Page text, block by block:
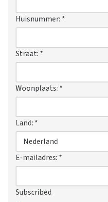
Huisnummer: *
Straat: *
Woonplaats: *
Land: *
E-mailadres: *
Subscribed